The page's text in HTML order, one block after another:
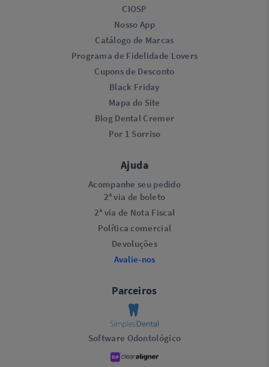
CIOSP
Nosso App
Catálogo de Marcas
Programa de Fidelidade Lovers​
Cupons de Desconto
Black Friday
Mapa do Site
Blog Dental Cremer
Por 1 Sorriso
Ajuda
Acompanhe seu pedido
2ª via de boleto
2ª via de Nota Fiscal
Política comercial
Devoluções
Avalie-nos
Parceiros
Software Odontológico